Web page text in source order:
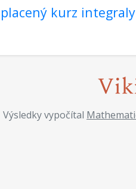
kurz
Výsledky vypočítal